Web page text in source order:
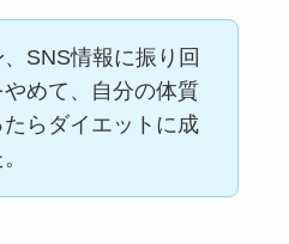
SNS情報に振り回
めて、自分の体質
たらダイエットに成